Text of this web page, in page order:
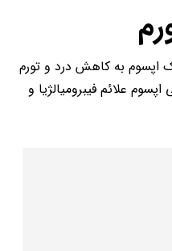
اپسوم به کاهش درد و تورم
علائم فیبرومیالژیا و